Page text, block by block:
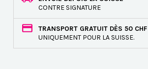
CONTRE SIGNATURE
TRANSPORT GRATUIT DÈS 50 CHF
UNIQUEMENT POUR LA SUISSE.